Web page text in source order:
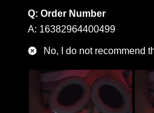
Q: Order Number
A: 16382964400499
No, I do not recommend